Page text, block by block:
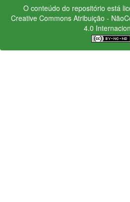
O conteúdo do repositório está
Creative CommonsAtribuição -
4.0